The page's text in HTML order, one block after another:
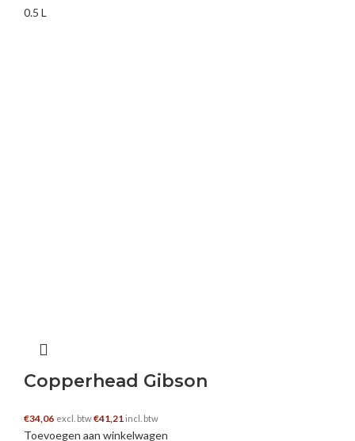
0.5 L
Copperhead Gibson
€34,06 excl. btw€41,21 incl. btw
Toevoegen aan winkelwagen